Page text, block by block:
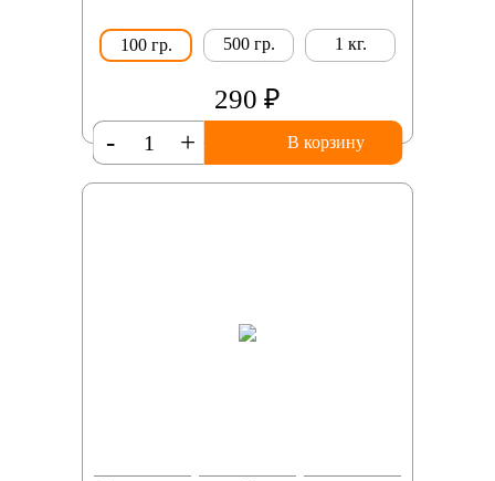
100 гр. 500 гр. 1 кг.
290 ₽
+
- В корзину